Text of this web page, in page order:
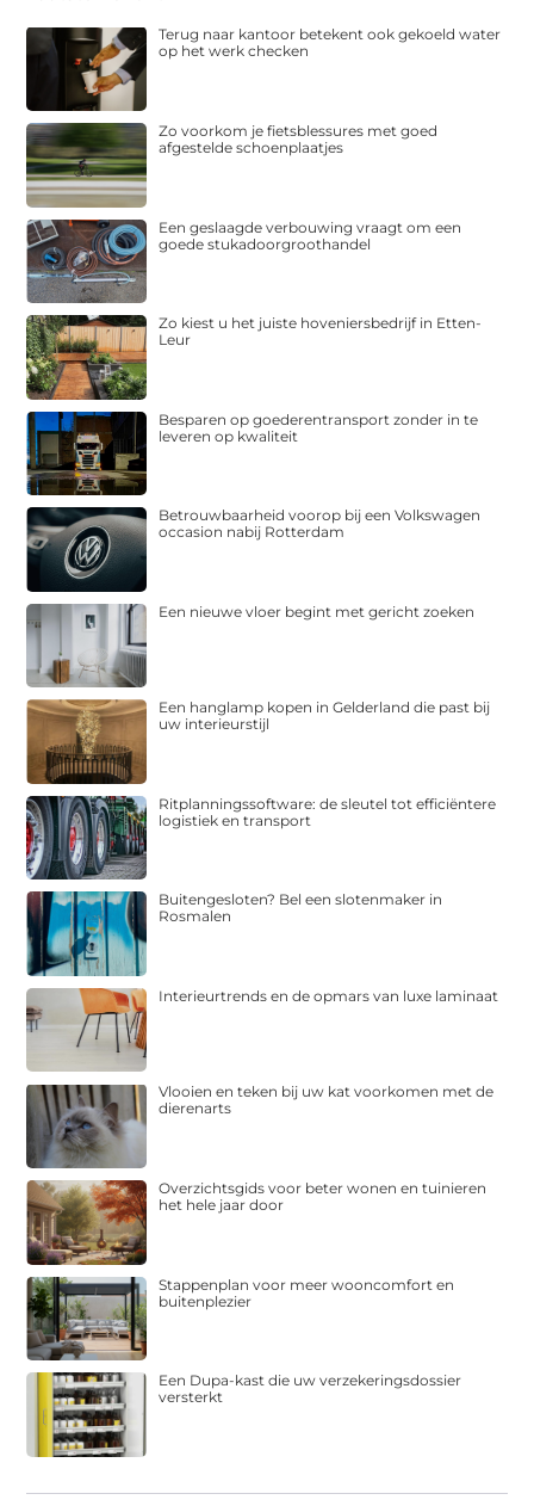
Terug naar kantoor betekent ook gekoeld water
op het werk checken
Zo voorkom je fietsblessures met goed
afgestelde schoenplaatjes
Een geslaagde verbouwing vraagt om een
goede stukadoorgroothandel
Zo kiest u het juiste hoveniersbedrijf in Etten-
Leur
Besparen op goederentransport zonder in te
leveren op kwaliteit
Betrouwbaarheid voorop bij een Volkswagen
occasion nabij Rotterdam
Een nieuwe vloer begint met gericht zoeken
Een hanglamp kopen in Gelderland die past bij
uw interieurstijl
Ritplanningssoftware: de sleutel tot efficiëntere
logistiek en transport
Buitengesloten? Bel een slotenmaker in
Rosmalen
Interieurtrends en de opmars van luxe laminaat
Vlooien en teken bij uw kat voorkomen met de
dierenarts
Overzichtsgids voor beter wonen en tuinieren
het hele jaar door
Stappenplan voor meer wooncomfort en
buitenplezier
Een Dupa-kast die uw verzekeringsdossier
versterkt